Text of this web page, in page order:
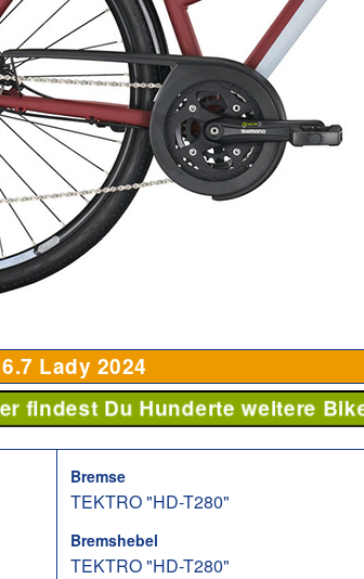
Lady 2024
findest Du Hunderte weitere
Bremse
TEKTRO "HD-T280"
Bremshebel
TEKTRO "HD-T280"